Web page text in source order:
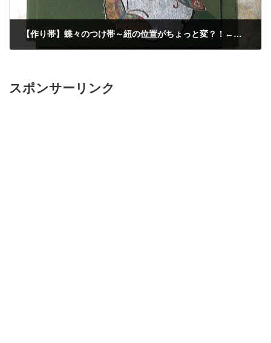
【作り帯】蝶々のつけ帯～紐の位置がちょっと変？！←締めにくい！
スポンサーリンク